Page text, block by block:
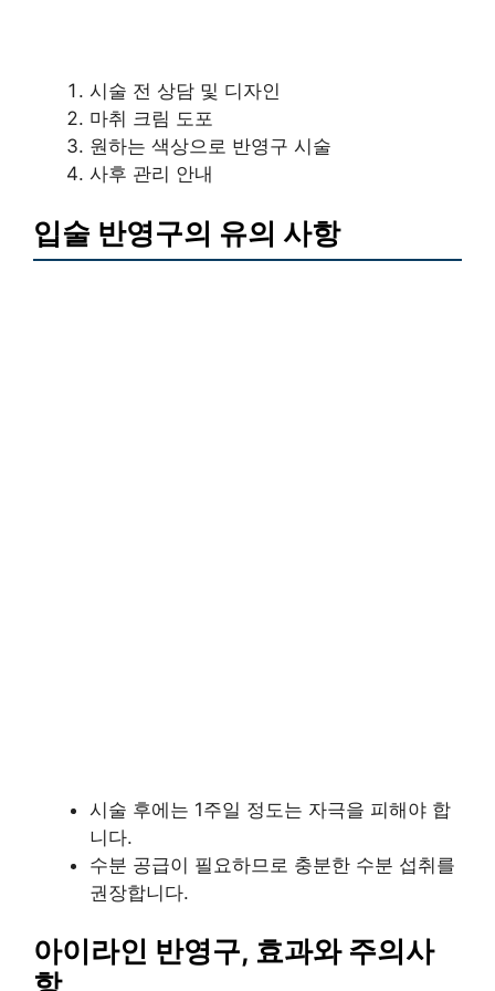
시술 전 상담 및 디자인
마취 크림 도포
원하는 색상으로 반영구 시술
사후 관리 안내
입술 반영구의 유의 사항
시술 후에는 1주일 정도는 자극을 피해야 합
니다.
수분 공급이 필요하므로 충분한 수분 섭취를
권장합니다.
아이라인 반영구, 효과와 주의사
항